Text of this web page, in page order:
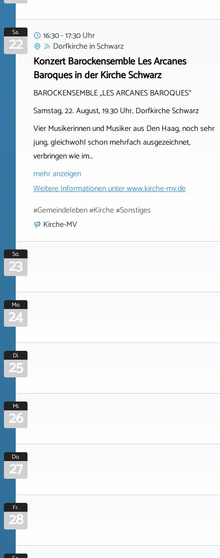
Sa.
22
16:30 - 17:30 Uhr
DorfkircheinSchwarz
Konzert Barockensemble Les Arcanes
Baroques in der Kirche Schwarz
BAROCKENSEMBLE „LES ARCANES BAROQUES“
Samstag, 22. August, 19.30 Uhr, Dorfkirche Schwarz
Vier Musikerinnen und Musiker aus Den Haag, noch sehr
jung, gleichwohl schon mehrfach ausgezeichnet,
verbringen wie im…
mehr anzeigen
Weitere Informationen unterwww.kirche-mv.de
#Gemeindeleben #Kirche #Sonstiges
Kirche-MV
So.
23
Mo.
24
Di.
25
Mi.
26
Do.
27
Fr.
28